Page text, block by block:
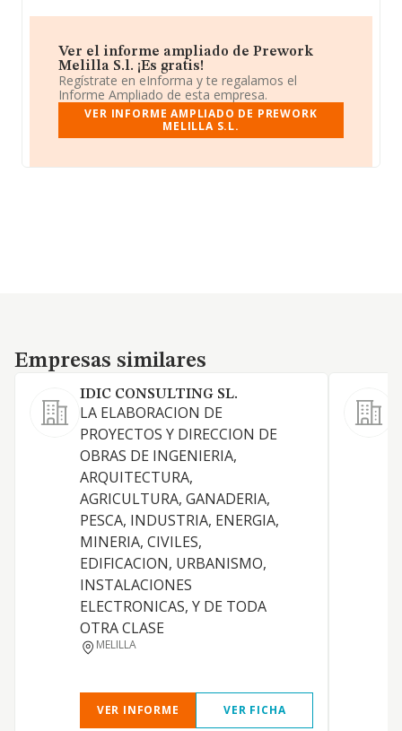
Ver el informe ampliado de Prework
Melilla S.l. ¡Es gratis!
Regístrate en eInforma y te regalamos el
Informe Ampliado de esta empresa.
VER INFORME AMPLIADO DE PREWORK
MELILLA S.L.
Empresas similares
Empresas similares
IDIC CONSULTING SL.
LA ELABORACION DE
PROYECTOS Y DIRECCION DE
OBRAS DE INGENIERIA,
ARQUITECTURA,
AGRICULTURA, GANADERIA,
PESCA, INDUSTRIA, ENERGIA,
MINERIA, CIVILES,
EDIFICACION, URBANISMO,
INSTALACIONES
ELECTRONICAS, Y DE TODA
OTRA CLASE
MELILLA
VER INFORME VER FICHA